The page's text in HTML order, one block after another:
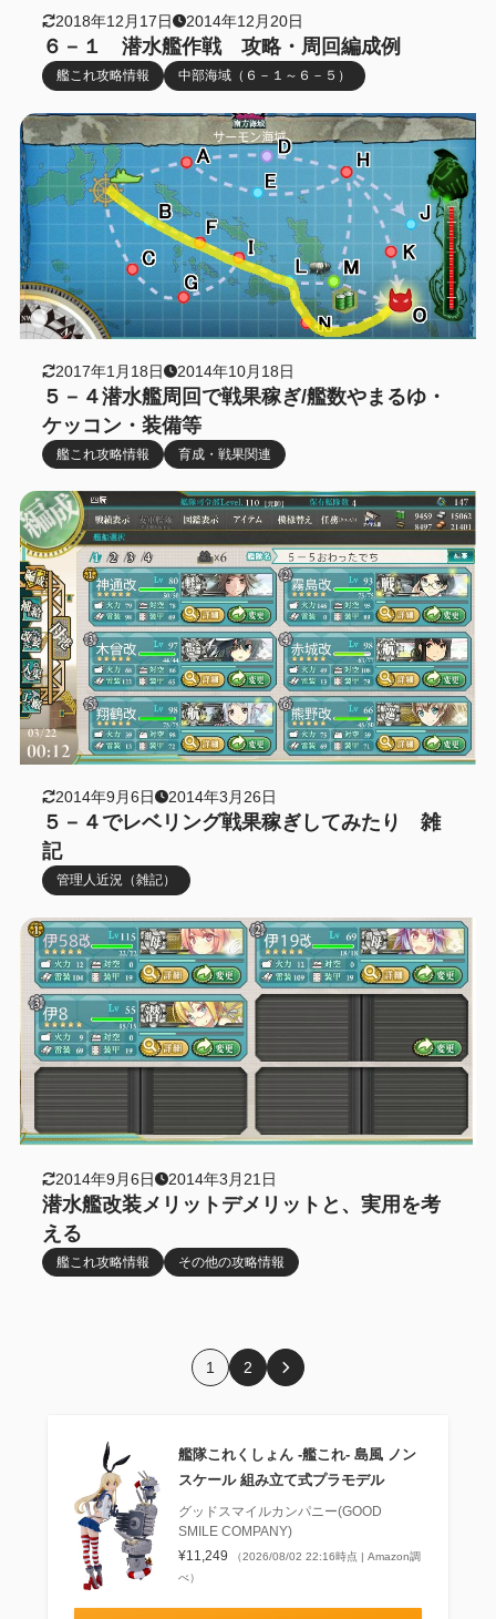
2018年12月17日 2014年12月20日
６－１ 潜水艦作戦 攻略・周回編成例
艦これ攻略情報 中部海域（６－１～６－５）
2017年1月18日 2014年10月18日
５－４潜水艦周回で戦果稼ぎ/艦数やまるゆ・
ケッコン・装備等
艦これ攻略情報 育成・戦果関連
2014年9月6日 2014年3月26日
５－４でレベリング戦果稼ぎしてみたり 雑
記
管理人近況（雑記）
2014年9月6日 2014年3月21日
潜水艦改装メリットデメリットと、実用を考
える
艦これ攻略情報 その他の攻略情報
1 2
艦隊これくしょん ‐艦これ‐ 島風 ノン
スケール 組み立て式プラモデル
グッドスマイルカンパニー(GOOD
SMILE COMPANY)
¥11,249
（2026/08/02 22:16時点 | Amazon調
べ）